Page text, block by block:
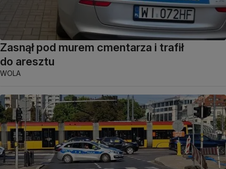
Zasnął pod murem cmentarza i trafił
do aresztu
WOLA